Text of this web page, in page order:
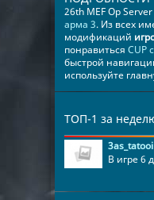
26th MEF Op
арма 3. Из всех
модификаций
понравиться CUP
быстрой
используйте
ТОП-1 за
В игре 6